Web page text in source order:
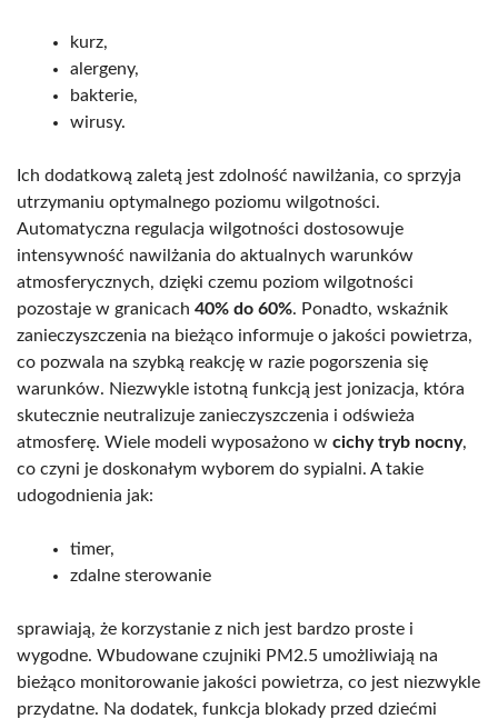
kurz,
alergeny,
bakterie,
wirusy.
Ich dodatkową zaletą jest zdolność nawilżania, co sprzyja
utrzymaniu optymalnego poziomu wilgotności.
Automatyczna regulacja wilgotności dostosowuje
intensywność nawilżania do aktualnych warunków
atmosferycznych, dzięki czemu poziom wilgotności
pozostaje w granicach 40% do 60%. Ponadto, wskaźnik
zanieczyszczenia na bieżąco informuje o jakości powietrza,
co pozwala na szybką reakcję w razie pogorszenia się
warunków. Niezwykle istotną funkcją jest jonizacja, która
skutecznie neutralizuje zanieczyszczenia i odświeża
atmosferę. Wiele modeli wyposażono w cichy tryb nocny,
co czyni je doskonałym wyborem do sypialni. A takie
udogodnienia jak:
timer,
zdalne sterowanie
sprawiają, że korzystanie z nich jest bardzo proste i
wygodne. Wbudowane czujniki PM2.5 umożliwiają na
bieżąco monitorowanie jakości powietrza, co jest niezwykle
przydatne. Na dodatek, funkcja blokady przed dziećmi